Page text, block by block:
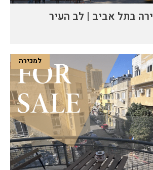
בתל אביב | לב העיר
למכירה